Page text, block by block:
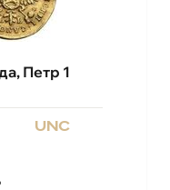
Петр 1
unc